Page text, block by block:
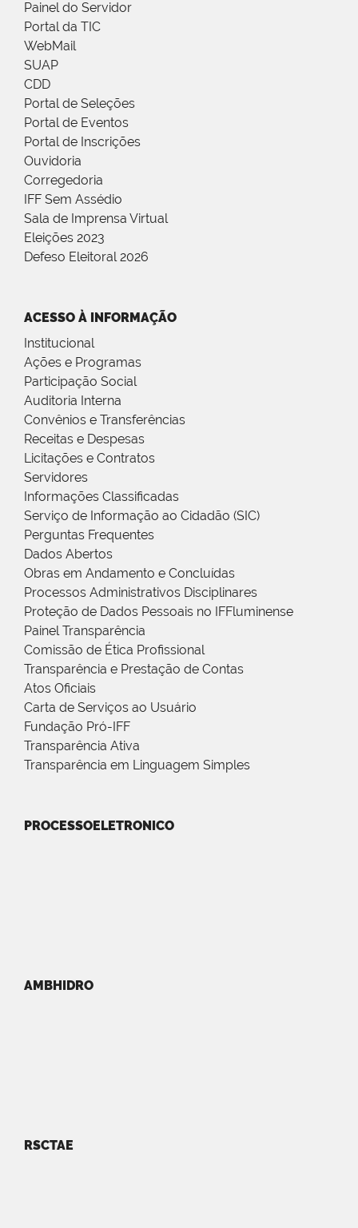
Painel do Servidor
Portal da TIC
WebMail
SUAP
CDD
Portal de Seleções
Portal de Eventos
Portal de Inscrições
Ouvidoria
Corregedoria
IFF Sem Assédio
Sala de Imprensa Virtual
Eleições 2023
Defeso Eleitoral 2026
ACESSO À INFORMAÇÃO
Institucional
Ações e Programas
Participação Social
Auditoria Interna
Convênios e Transferências
Receitas e Despesas
Licitações e Contratos
Servidores
Informações Classificadas
Serviço de Informação ao Cidadão (SIC)
Perguntas Frequentes
Dados Abertos
Obras em Andamento e Concluídas
Processos Administrativos Disciplinares
Proteção de Dados Pessoais no IFFluminense
Painel Transparência
Comissão de Ética Profissional
Transparência e Prestação de Contas
Atos Oficiais
Carta de Serviços ao Usuário
Fundação Pró-IFF
Transparência Ativa
Transparência em Linguagem Simples
PROCESSOELETRONICO
AMBHIDRO
RSCTAE